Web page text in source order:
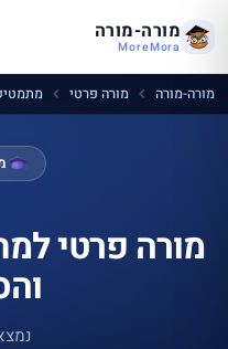
מורה-מורה
MoreMora
מורה-מורה מורה פרטי
מורה פרטי